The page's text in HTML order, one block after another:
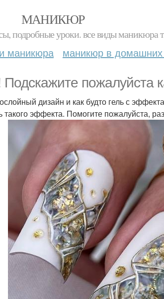
МАНИКЮР
подробные уроки. все виды маникюра
маникюра маникюр в домашних
пожалуйста
дизайн и как будто гель с
эффекта. Помогите пожалуйста,